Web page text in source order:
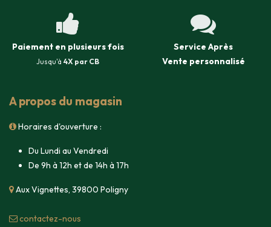
Paiement en plusieurs fois
Jusqu'à 4X par CB
Service Après
Vente personnalisé
A propos du magasin
Horaires d'ouverture :
Du Lundi au Vendredi
De 9h à 12h et de 14h à 17h
Aux Vignettes, 39800 Poligny
contacte​z-nous